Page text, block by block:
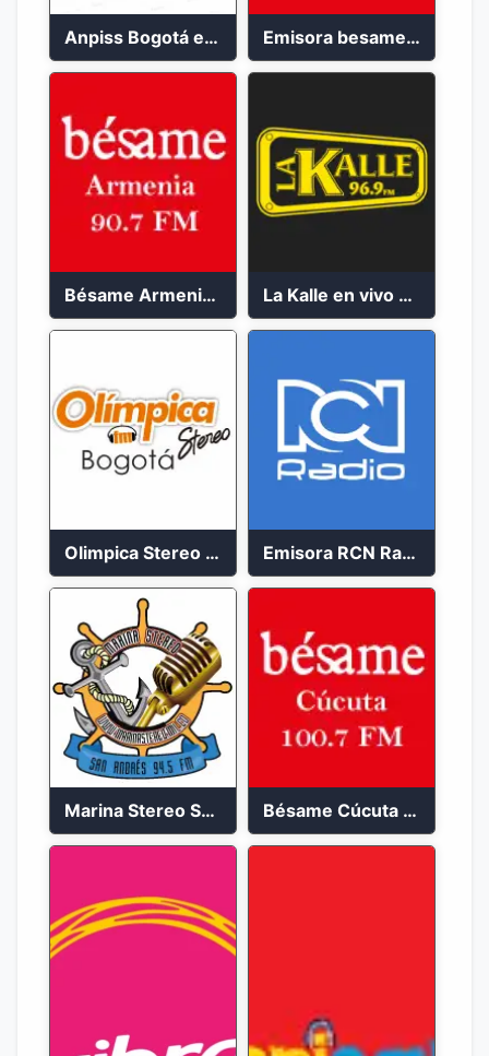
Anpiss Bogotá emisora 2023 Emisora besame medellín 2023
Bésame Armenia en vivo 2023 La Kalle en vivo 2023
Olimpica Stereo Bogotá 105.9 FM Vibrante Emisora RCN Radio 93.9 FM Bogotá
Marina Stereo San Andres 94.5 FM Bésame Cúcuta en vivo 2023